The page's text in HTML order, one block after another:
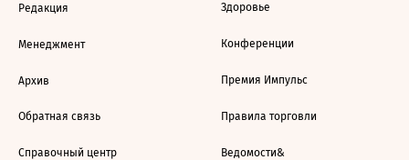
Редакция
Менеджмент
Архив
Обратная связь
Справочный центр
Здоровье
Конференции
Премия Импульс
Правила торговли
Ведомости&